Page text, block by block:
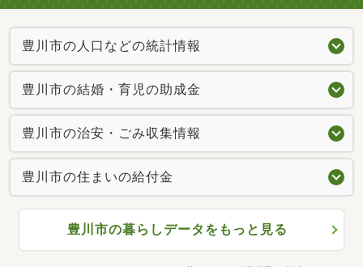
豊川市の人口などの統計情報
豊川市の結婚・育児の助成金
豊川市の治安・ごみ収集情報
豊川市の住まいの給付金
豊川市の暮らしデータをもっと見る